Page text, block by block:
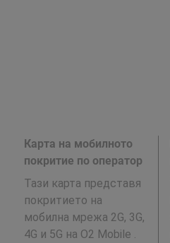
Карта на мобилното
покритие по оператор
Тази карта представя
покритието на
мобилна мрежа 2G, 3G,
4G и 5G на O2 Mobile .